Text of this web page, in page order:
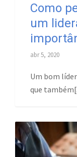
Como
um
abr 5, 2020
Um bom
que